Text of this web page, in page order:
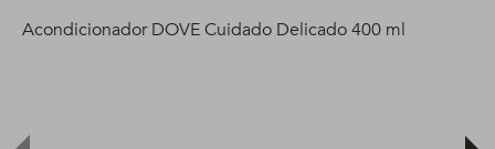
Acondicionador DOVE Cuidado Delicado 400 ml